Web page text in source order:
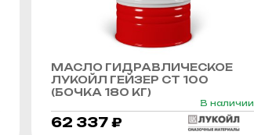
МАСЛО ГИДРАВЛИЧЕСКОЕ
ЛУКОЙЛ ГЕЙЗЕР СТ 100
(БОЧКА 180 КГ)
В наличии
62 337 ₽